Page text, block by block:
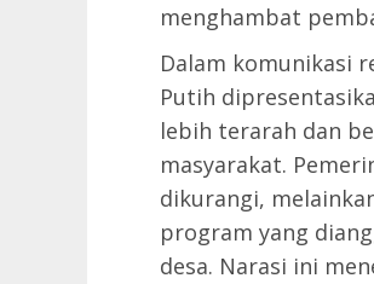
menghambat
Dalam komunikasi
Putih
lebih terarah dan
masyarakat.
dikurangi,
program yang
desa. Narasi ini